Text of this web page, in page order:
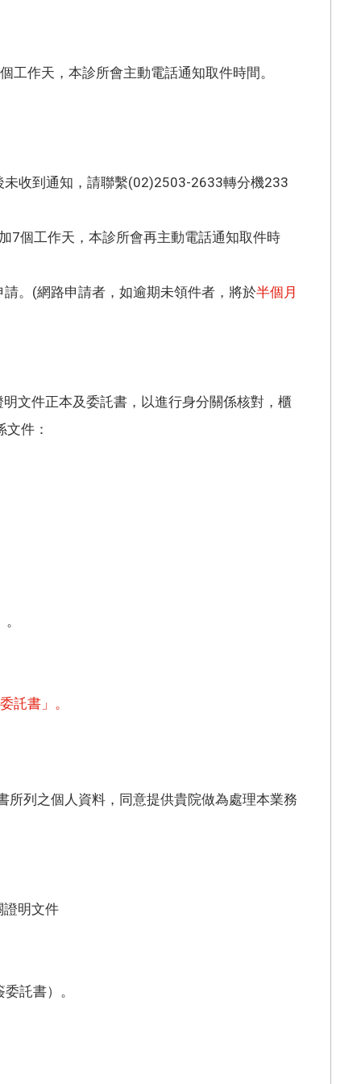
作天，本診所會主動電話通知取件時間。
收到通知，請聯繫(02)2503-2633轉分機233
7個工作天，本診所會再主動電話通知取件時
。(網路申請者，如逾期未領件者，將於半個月
文件正本及委託書，以進行身分關係核對，櫃
件：
託書」。
列之個人資料，同意提供貴院做為處理本業務
證明文件
託書）。